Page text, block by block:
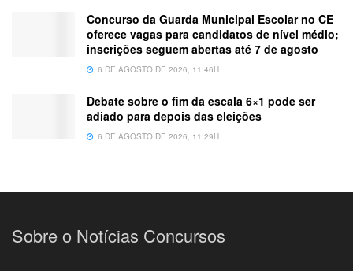
Concurso da Guarda Municipal Escolar no CE
oferece vagas para candidatos de nível médio;
inscrições seguem abertas até 7 de agosto
6 DE AGOSTO DE 2026, 11:46H
Debate sobre o fim da escala 6×1 pode ser
adiado para depois das eleições
6 DE AGOSTO DE 2026, 11:29H
Sobre o Notícias Concursos